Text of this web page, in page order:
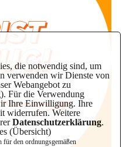
die notwendig sind, um
verwenden wir Dienste von
Webangebot zu
Für die Verwendung
Ihre Einwilligung. Ihre
widerrufen. Weitere
Datenschutzerklärung.
(Übersicht)
den ordnungsgemäßen